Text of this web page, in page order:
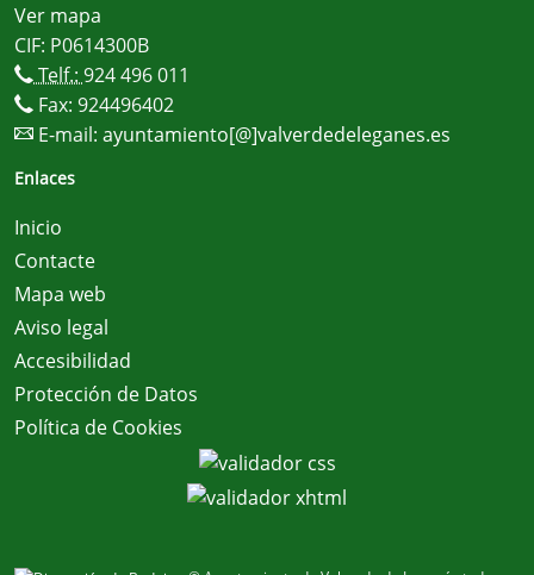
Ver mapa
CIF: P0614300B
Telf.: 924 496 011
Fax: 924496402
E-mail: ayuntamiento[@]valverdedeleganes.es
Enlaces
Inicio
Contacte
Mapa web
Aviso legal
Accesibilidad
Protección de Datos
Política de Cookies